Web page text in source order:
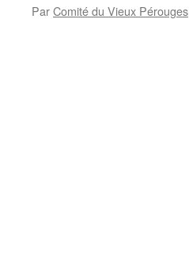
ParComité du Vieux Pérouges